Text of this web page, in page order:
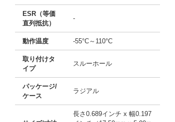
ESR（等価
直列抵抗）
-
動作温度 -55°C～110°C
取り付けタ
イプ
スルーホール
パッケージ/
ケース
ラジアル
長さ0.689インチ x 幅0.197